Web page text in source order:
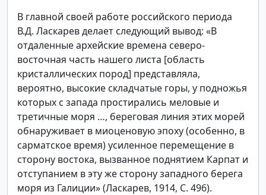
В главной своей работе российского периода
В.Д. Ласкарев делает следующий вывод: «В
отдаленные архейские времена северо-
восточная часть нашего листа [область
кристаллических пород] представляла,
вероятно, высокие складчатые горы, у подножья
которых с запада простирались меловые и
третичные моря …, береговая линия этих морей
обнаруживает в миоценовую эпоху (особенно, в
сарматское время) усиленное перемещение в
сторону востока, вызванное поднятием Карпат и
отступанием в эту же сторону западного берега
моря из Галиции» (Ласкарев, 1914, С. 496).